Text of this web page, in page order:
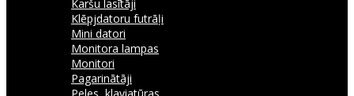
Karšu lasītāji
Klēpjdatoru futrāļi
Mini datori
Monitora lampas
Monitori
Pagarinātāji
Peles, klaviatūras